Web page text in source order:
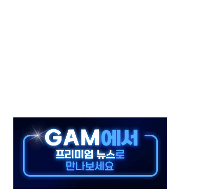
역펀드 9·10호 확정
술로 글로벌 방산 시장 공략"
여론 고려해야…충분한 사회적 논의 주문"
버스 등 3중 추돌·1명 부상